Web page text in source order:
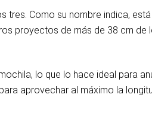
tres. Como su nombre indica,
proyectos de más de 38 cm de
lo que lo hace ideal para
aprovechar al máximo la